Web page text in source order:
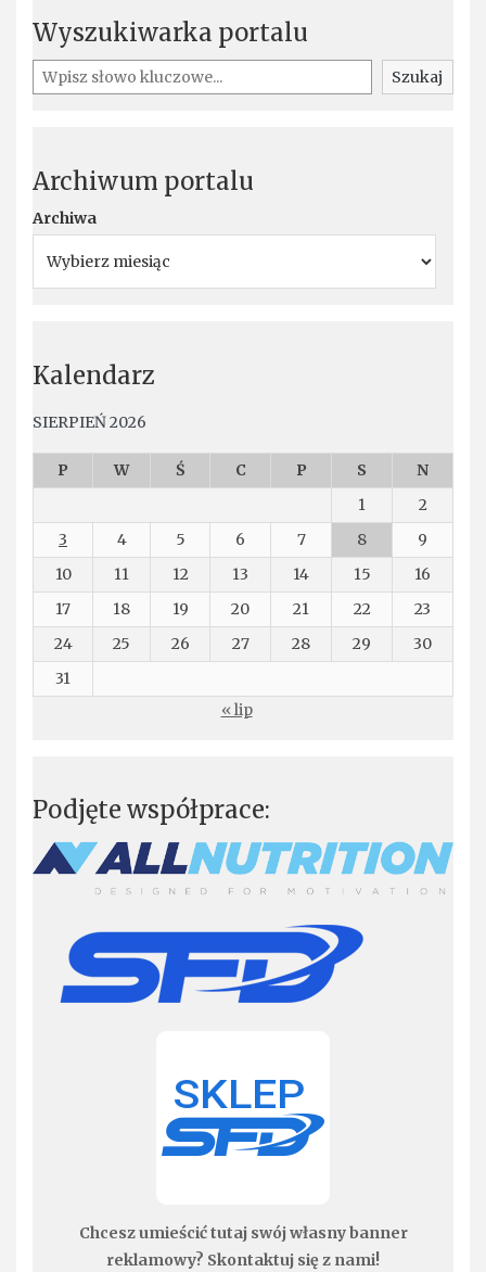
Wyszukiwarka portalu
Szukaj Szukaj
Archiwum portalu
Archiwa
Kalendarz
SIERPIEŃ 2026
P W Ś C P S
N
1
2
3
4 5 6 7 8
9
10
11 12 13 14 15
16
17
18 19 20 21 22
23
24
25 26 27 28 29
30
31
« lip
Podjęte współprace:
Chcesz umieścić tutaj swój własny banner
reklamowy? Skontaktuj się z nami!